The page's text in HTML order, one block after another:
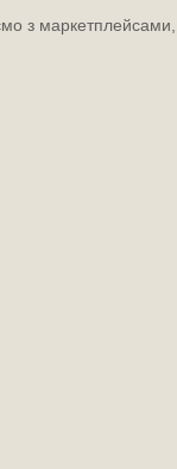
з маркетплейсами,